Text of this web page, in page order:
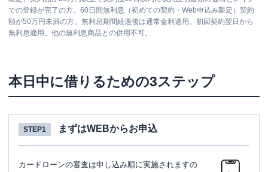
での登録が完了の方。60日間無利息（初めての契約・Web申込み限定）契約
額が50万円未満の方。無利息期間経過後は通常金利適用。初回契約翌日から
無利息適用。他の無利息商品との併用不可。
本日中に借りるための3ステップ
STEP1 まずはWEBからお申込
カードローンの審査は申し込み順に実施されますの